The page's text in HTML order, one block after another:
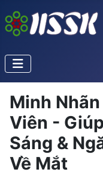
Minh
Viên -
Sáng &
Về Mắt